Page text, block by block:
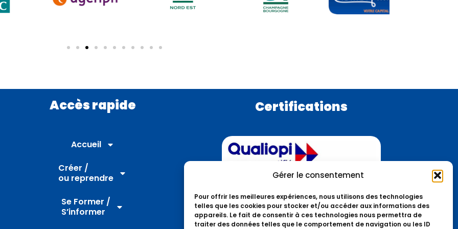
Gérer le consentement
Pour offrir les meilleures expériences, nous utilisons des technologies
telles que les cookies pour stocker et/ou accéder aux informations des
appareils. Le fait de consentir à ces technologies nous permettra de
traiter des données telles que le comportement de navigation ou les ID
Accès rapide
Accueil
Créer /
ou reprendre
Se Former /
S’informer
Certifications